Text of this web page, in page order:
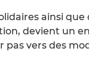
ainsi
devient un
vers des